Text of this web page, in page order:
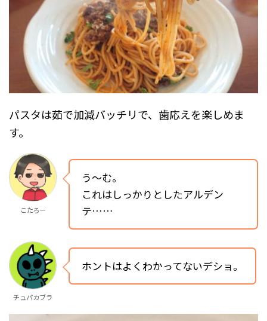
パスタは茹で加減バッチリで、歯応えを楽しめま
す。
こたろー
う～む。
これはしっかりとしたアルデン
テ……
チュパカブラ
ホントはよくわかってないデショ。